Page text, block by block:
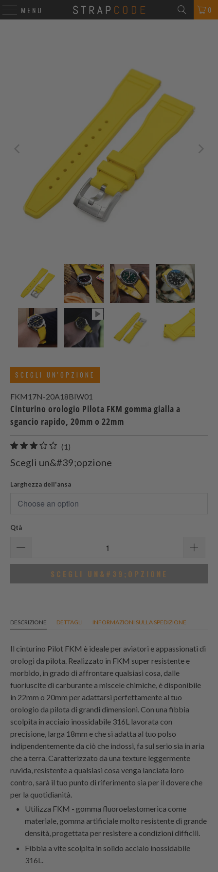
MENU 0
SCEGLI UN'OPZIONE
FKM17N-20A18BIW01
Cinturino orologio Pilota FKM gomma gialla a
sgancio rapido, 20mm o 22mm
(1)
recensioni
totali
Scegli un&#39;opzione
Larghezza dell'ansa
Qtà
SCEGLI UN&#39;OPZIONE
DESCRIZIONE DETTAGLI INFORMAZIONI SULLA SPEDIZIONE
Il cinturino Pilot FKM è ideale per aviatori e appassionati di
orologi da pilota. Realizzato in FKM super resistente e
morbido, in grado di affrontare qualsiasi cosa, dalle
fuoriuscite di carburante a miscele chimiche, è disponibile
in 22mm o 20mm per adattarsi perfettamente al tuo
orologio da pilota di grandi dimensioni. Con una fibbia
scolpita in acciaio inossidabile 316L lavorata con
precisione, larga 18mm e che si adatta al tuo polso
indipendentemente da ciò che indossi, fa sul serio sia in aria
che a terra. Caratterizzato da una texture leggermente
ruvida, resistente a qualsiasi cosa venga lanciata loro
contro, sarà il tuo punto di riferimento sia per il dovere che
per la quotidianità.
Utilizza FKM - gomma fluoroelastomerica come
materiale, gomma artificiale molto resistente di grande
densità, progettata per resistere a condizioni difficili.
Fibbia a vite scolpita in solido acciaio inossidabile
316L.